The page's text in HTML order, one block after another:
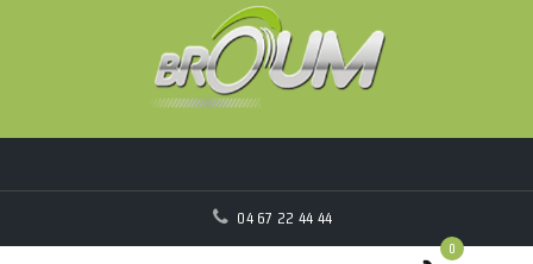
04 67 22 44 44
0